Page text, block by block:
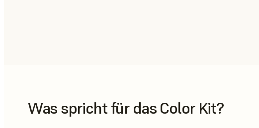
Was spricht für das Color Kit?